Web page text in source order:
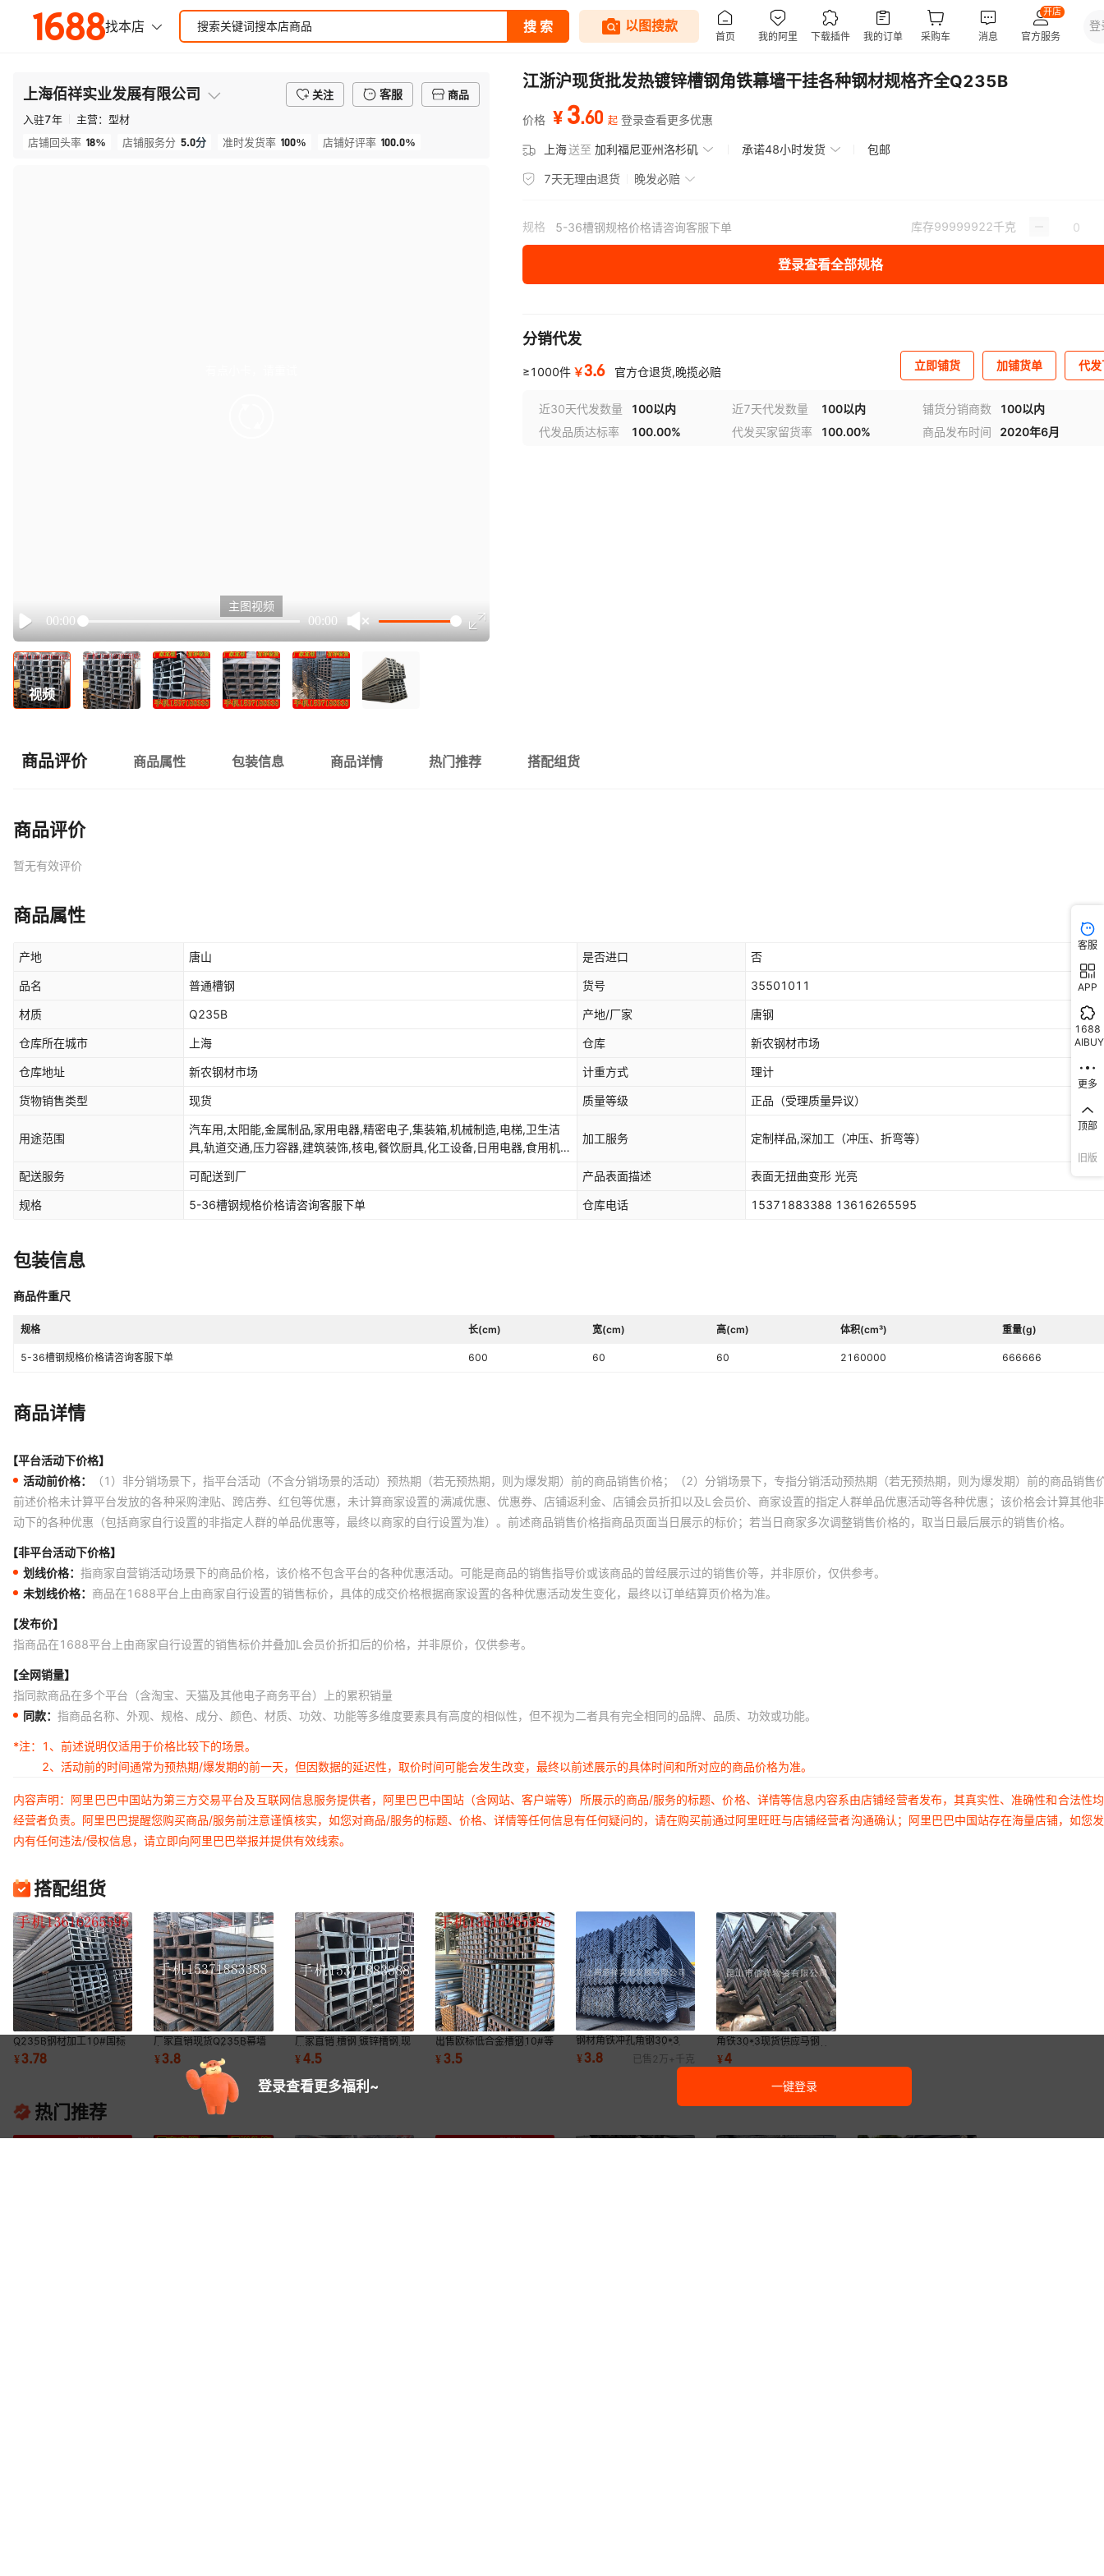
上海佰祥实业发展有限公司 关注 客服
商品
入驻7年 主营： 型材
店铺回头率 18% 店铺服务分 5.0分 准时发货率 100% 店铺好评率 100.0%
Play
00:00 00:00
主图视频
视频
江浙沪现货批发热镀锌槽钢角铁幕墙干挂各种钢材规格齐全Q235B
价格 ¥ 3.60 起 登录查看更多优惠
上海送至 加利福尼亚州洛杉矶 承诺48小时发货 包邮
7天无理由退货 晚发必赔
规格 5-36槽钢规格价格请咨询客服下单 库存99999922千克
登录查看全部规格
分销代发
≥1000件 ￥3.6 官方仓退货,晚揽必赔 立即铺货 加铺货单 代
近30天代发数量 100以内 近7天代发数量 100以内 铺货分销商数
100以内
代发品质达标率
100.00% 代发买家留货率 100.00% 商品发布时间 2020年6月
商品评价 商品属性 包装信息 商品详情 热门推荐 搭配组货
商品评价
暂无有效评价
商品属性
产地 唐山 是否进口 否
品名 普通槽钢 货号 35501011
材质 Q235B 产地/厂家 唐钢
仓库所在城市 上海 仓库 新农钢材市场
仓库地址 新农钢材市场 计重方式 理计
货物销售类型 现货 质量等级 正品（受理质量异议）
用途范围
汽车用,太阳能,金属制品,家用电器,精密电子,集装箱,机械制造,电梯,卫生洁
具,轨道交通,压力容器,建筑装饰,核电,餐饮厨具,化工设备,日用电器,食用机
加工服务 定制样品,深加工（冲压、折弯等）
配送服务 可配送到厂 产品表面描述 表面无扭曲变形 光亮
规格 5-36槽钢规格价格请咨询客服下单 仓库电话 15371883388 13616265595
包装信息
商品件重尺
规格 长(cm) 宽(cm) 高(cm) 体积(cm³) 重量(g)
5-36槽钢规格价格请咨询客服下单 600 60 60 2160000 666666
商品详情
【平台活动下价格】
活动前价格：
（1）非分销场景下，指平台活动（不含分销场景的活动）预热期（若无预热期，则为爆发期）前的商品销售价格；（2）分销场景下，专指分销活动预热期（若无预热期，则为爆发期）前的商品销售
前述价格未计算平台发放的各种采购津贴、跨店券、红包等优惠，未计算商家设置的满减优惠、优惠券、店铺返利金、店铺会员折扣以及L会员价、商家设置的指定人群单品优惠活动等各种优惠；该价格会计算其他
动下的各种优惠（包括商家自行设置的非指定人群的单品优惠等，最终以商家的自行设置为准）。前述商品销售价格指商品页面当日展示的标价；若当日商家多次调整销售价格的，取当日最后展示的销售价格。
【非平台活动下价格】
划线价格： 指商家自营销活动场景下的商品价格，该价格不包含平台的各种优惠活动。可能是商品的销售指导价或该商品的曾经展示过的销售价等，并非原价，仅供参考。
未划线价格： 商品在1688平台上由商家自行设置的销售标价，具体的成交价格根据商家设置的各种优惠活动发生变化，最终以订单结算页价格为准。
【发布价】
指商品在1688平台上由商家自行设置的销售标价并叠加L会员价折扣后的价格，并非原价，仅供参考。
【全网销量】
指同款商品在多个平台（含淘宝、天猫及其他电子商务平台）上的累积销量
同款： 指商品名称、外观、规格、成分、颜色、材质、功效、功能等多维度要素具有高度的相似性，但不视为二者具有完全相同的品牌、品质、功效或功能。
*注：
1、前述说明仅适用于价格比较下的场景。
2、活动前的时间通常为预热期/爆发期的前一天，但因数据的延迟性，取价时间可能会发生改变，最终以前述展示的具体时间和所对应的商品价格为准。
内容声明：阿里巴巴中国站为第三方交易平台及互联网信息服务提供者，阿里巴巴中国站（含网站、客户端等）所展示的商品/服务的标题、价格、详情等信息内容系由店铺经营者发布，其真实性、准确性和合法性
经营者负责。阿里巴巴提醒您购买商品/服务前注意谨慎核实，如您对商品/服务的标题、价格、详情等任何信息有任何疑问的，请在购买前通过阿里旺旺与店铺经营者沟通确认；阿里巴巴中国站存在海量店铺，如您
内有任何违法/侵权信息，请立即向阿里巴巴举报并提供有效线索。
搭配组货
Q235B钢材加工10#国标
槽钢阁楼U型钢工字钢任意
规格尺寸零切割
¥3.78
厂家直销现货Q235B幕墙
专用 国标槽钢 非标槽钢 U
型槽钢 量大优惠
¥3.8
厂家直销 槽钢 镀锌槽钢 现
货批发规格齐全尺寸免费切
割量大优惠
¥4.5
出售欧标低合金槽钢10#等
规格 Q345B 幕墙门架专用
量大价优
¥ 3.5
钢材角铁冲孔角钢30*3
40*4 50*5镀锌角铁支架
等边架子铁角钢打孔
¥3.8 已售 2万+ 千克
角铁30*3现货供应马钢
40*4热轧角钢幕墙建筑等
边镀锌角铁q235b
¥4
热门推荐
登录查看更多福利~ 一键登录
客服
APP
1688
AIBUY
更多
顶部
旧版